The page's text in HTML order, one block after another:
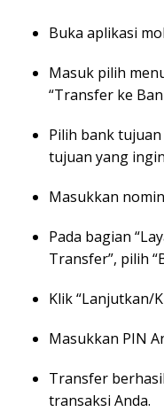
Buka aplikasi
Masuk pilih
“Transfer ke
Pilih bank
tujuan yang
Masukkan
Pada bagian
Transfer”, pilih
Klik “Lanjutkan/
Masukkan PIN
Transfer
transaksi Anda.